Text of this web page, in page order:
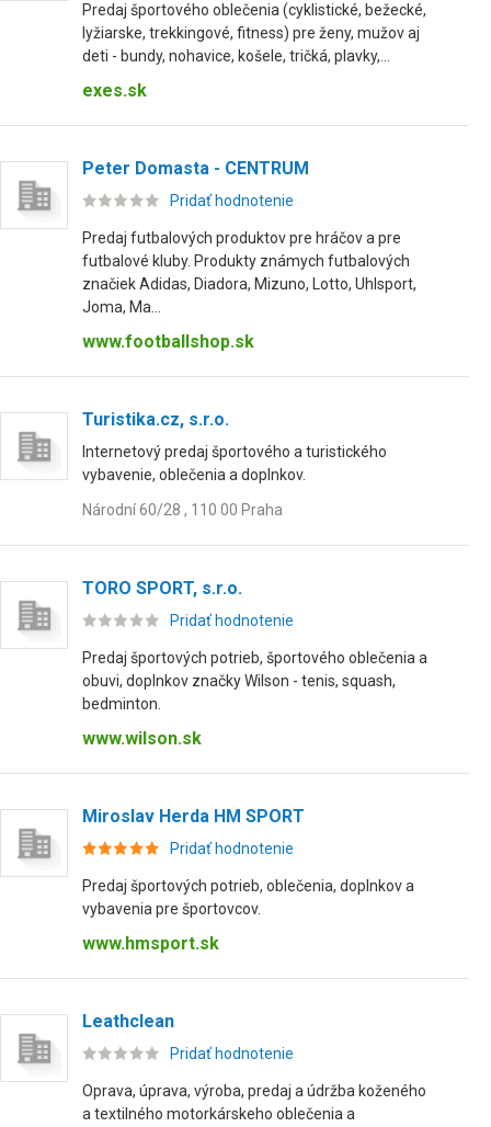
Predaj športového oblečenia (cyklistické, bežecké,
lyžiarske, trekkingové, fitness) pre ženy, mužov aj
deti - bundy, nohavice, košele, tričká, plavky,...
exes.sk
Peter Domasta - CENTRUM
Pridať hodnotenie
Predaj futbalových produktov pre hráčov a pre
futbalové kluby. Produkty známych futbalových
značiek Adidas, Diadora, Mizuno, Lotto, Uhlsport,
Joma, Ma...
www.footballshop.sk
Turistika.cz, s.r.o.
Internetový predaj športového a turistického
vybavenie, oblečenia a doplnkov.
Národní 60/28 , 110 00 Praha
TORO SPORT, s.r.o.
Pridať hodnotenie
Predaj športových potrieb, športového oblečenia a
obuvi, doplnkov značky Wilson - tenis, squash,
bedminton.
www.wilson.sk
Miroslav Herda HM SPORT
Pridať hodnotenie
Predaj športových potrieb, oblečenia, doplnkov a
vybavenia pre športovcov.
www.hmsport.sk
Leathclean
Pridať hodnotenie
Oprava, úprava, výroba, predaj a údržba koženého
a textilného motorkárskeho oblečenia a